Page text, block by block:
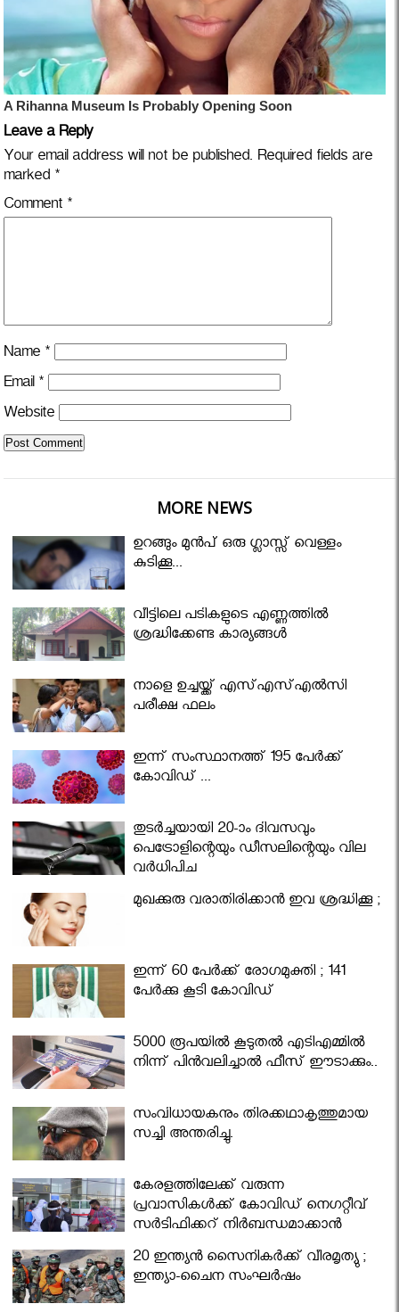
Leave a Reply
Your email address will not be published. Required fields are
marked *
Comment *
Name *
Email *
Website
MORE NEWS
ഉറങ്ങും മുന്‍പ് ഒരു ഗ്ലാസ്സ് വെള്ളം
കുടിക്കൂ...
വീട്ടിലെ പടികളുടെ എണ്ണത്തിൽ
ശ്രദ്ധിക്കേണ്ട കാര്യങ്ങൾ
നാളെ ഉച്ചയ്ക്ക് എസ്എസ്എല്‍സി
പരീക്ഷ ഫലം
ഇന്ന് സംസ്ഥാനത്ത് 195 പേര്‍ക്ക്
കോവിഡ് ...
തുടർച്ചയായി 20-ാം ദിവസവും
പെട്രോളിന്റെയും ഡീസലിന്റെയും വില
വര്‍ധിപ്പിച്ചു
മുഖക്കുരു വരാതിരിക്കാന്‍ ഇവ ശ്രദ്ധിക്കൂ ;
ഇന്ന് 60 പേർക്ക് രോഗമുക്തി ; 141
പേര്‍ക്കു കൂടി കോവിഡ്
5000 രൂപയിൽ കൂടുതൽ എടിഎമ്മിൽ
നിന്ന് പിൻവലിച്ചാൽ ഫീസ് ഈടാക്കും..
സംവിധായകനും തിരക്കഥാകൃത്തുമായ
സച്ചി അന്തരിച്ചു.
കേരളത്തിലേക്ക് വരുന്ന
പ്രവാസികള്‍ക്ക് കോവിഡ് നെഗറ്റീവ്
സര്‍ട്ടിഫിക്കറ്റ് നിർബന്ധമാക്കാൻ
മന്ത്രിസഭ
20 ഇന്ത്യൻ സൈനികർക്ക് വീരമൃത്യു ;
ഇന്ത്യാ-ചൈന സംഘർഷം